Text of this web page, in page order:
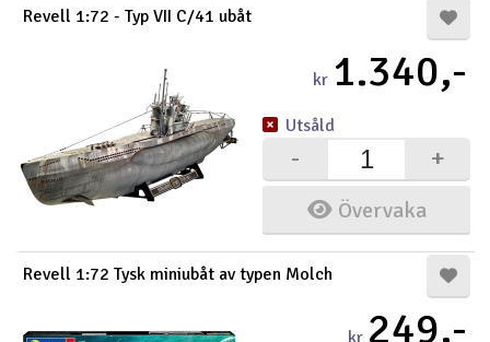
Revell 1:72 - Typ VII C/41 ubåt
kr 1.340,-
Övervaka
+
-
Utsåld
Revell 1:72 Tysk miniubåt av typen Molch
kr 249,-